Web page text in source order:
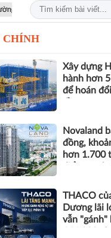
phát triển bền vững
CHÍNH
Xây dựng
hành hơn
để hoán
Novaland
đồng,
hơn 1.700
THACO
Dương lãi
vẫn